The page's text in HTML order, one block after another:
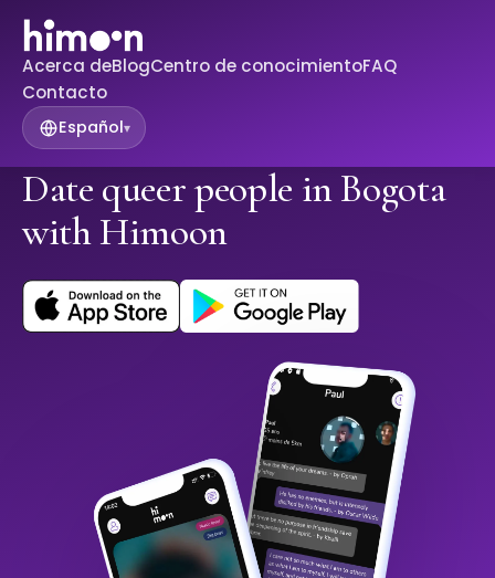
Acerca deBlogCentro de conocimientoFAQ
Contacto
Español▾
Date queer people in Bogota
with Himoon